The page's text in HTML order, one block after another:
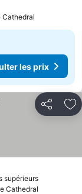
Cathedral
les prix
Partager
supérieurs
Cathedral